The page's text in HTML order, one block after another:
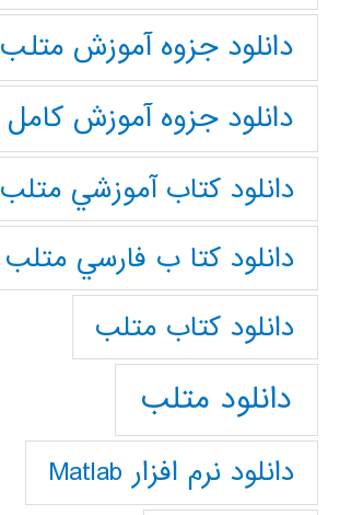
دانلود جزوه آموزش متلب
دانلود جزوه آموزش کامل matlab
دانلود كتاب آموزشي متلب
دانلود كتا ب فارسي متلب
دانلود كتاب متلب
دانلود متلب
دانلود نرم افزار Matlab